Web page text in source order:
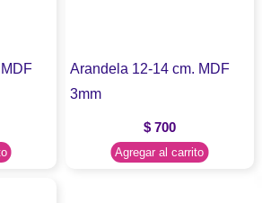
Arandela 12-14 cm. MDF
3mm
$700
Agregar al carrito